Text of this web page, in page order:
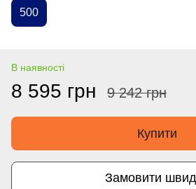
500
В наявності
8 595 грн 9 242 грн
Купити
Замовити